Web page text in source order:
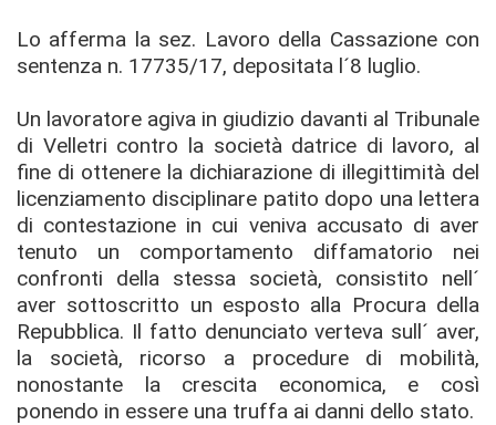
Lo afferma la sez. Lavoro della Cassazione con
sentenza n. 17735/17, depositata l´8 luglio.
Un lavoratore agiva in giudizio davanti al Tribunale
di Velletri contro la società datrice di lavoro, al
fine di ottenere la dichiarazione di illegittimità del
licenziamento disciplinare patito dopo una lettera
di contestazione in cui veniva accusato di aver
tenuto un comportamento diffamatorio nei
confronti della stessa società, consistito nell´
aver sottoscritto un esposto alla Procura della
Repubblica. Il fatto denunciato verteva sull´ aver,
la società, ricorso a procedure di mobilità,
nonostante la crescita economica, e così
ponendo in essere una truffa ai danni dello stato.